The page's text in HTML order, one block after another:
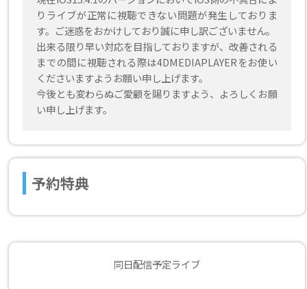
りライブが正常に視聴できない問題が発生しておりま
す。ご迷惑をおかけしており誠に申し訳ございません。
出来る限り早い対応を目指しておりますが、改善される
までの間に視聴される際は4DMEDIAPLAYERをお使い
くださいますようお願い申し上げます。
今後とも変わらぬご愛顧を賜りますよう、よろしくお願
い申し上げます。
予約特典
同日配信予定ライブ